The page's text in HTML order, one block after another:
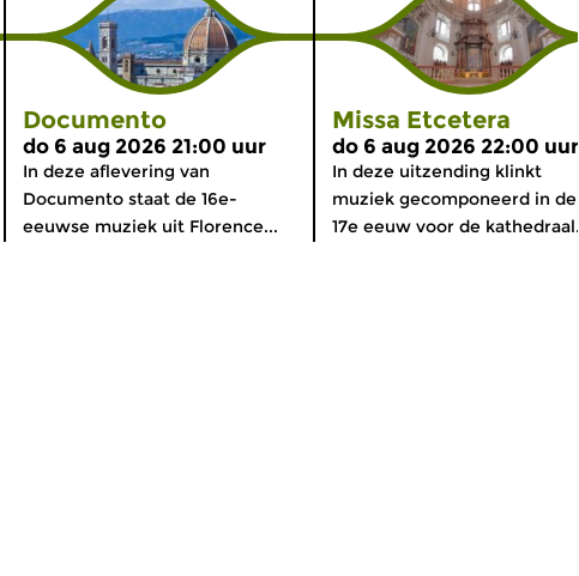
Documento
do 6 aug 2026 21:00 uur
In deze aflevering van
Documento staat de 16e-
eeuwse muziek uit Florence...
Missa Etcetera
do 6 aug 2026 22:00 uur
In deze uitzending klinkt
muziek gecomponeerd in de
17e eeuw voor de